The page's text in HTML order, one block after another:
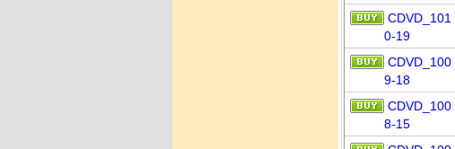
CDVD_101
0-19
CDVD_100
9-18
CDVD_100
8-15